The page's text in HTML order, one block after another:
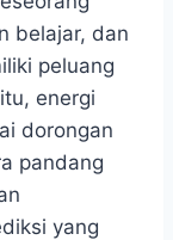
belajar, dan
peluang
energi
dorongan
pandang
yang